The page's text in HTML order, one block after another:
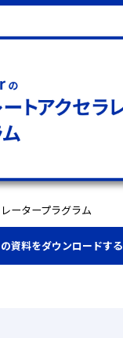
ータープラグラム
資料をダウンロードする